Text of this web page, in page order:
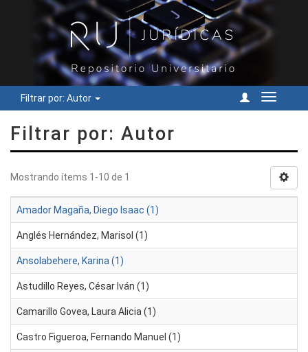
Filtrar por: Autor
Cambiar
Filtrar por: Autor
Mostrando ítems 1-10 de 1
Amador Magaña, Diego Isaac (1)
Anglés Hernández, Marisol (1)
Ansolabehere, Karina (1)
Astudillo Reyes, César Iván (1)
Camarillo Govea, Laura Alicia (1)
Castro Figueroa, Fernando Manuel (1)